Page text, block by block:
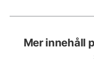
Mer innehåll